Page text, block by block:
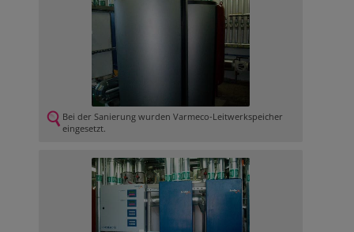
Bei der Sanierung wurden Varmeco-Leitwerkspeicher
eingesetzt.